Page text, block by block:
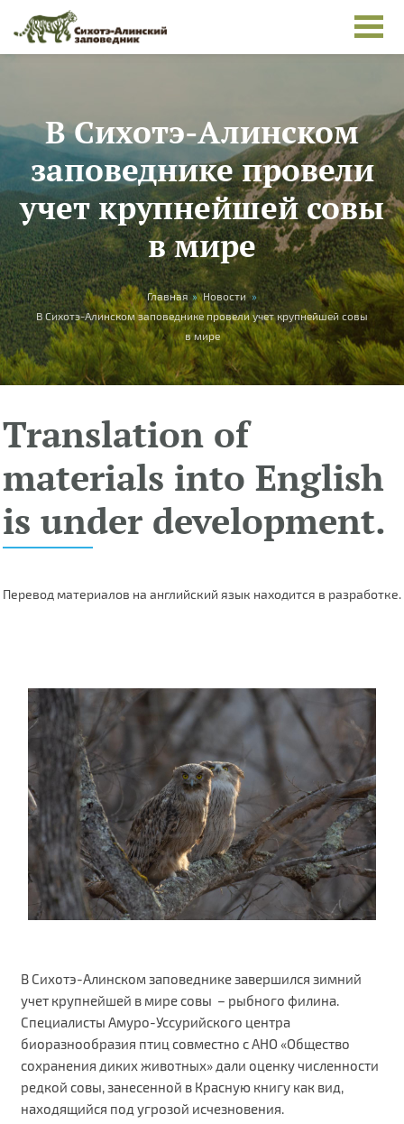
Skip to main content
В Сихотэ-Алинском
заповеднике провели
учет крупнейшей совы
в мире
You are here
Главная » Новости »
В Сихотэ-Алинском заповеднике провели учет крупнейшей совы
в мире
Translation of
materials into English
is under development.
Перевод материалов на английский язык находится в разработке.
В Сихотэ-Алинском заповеднике завершился зимний
учет крупнейшей в мире совы – рыбного филина.
Специалисты Амуро-Уссурийского центра
биоразнообразия птиц совместно с АНО «Общество
сохранения диких животных» дали оценку численности
редкой совы, занесенной в Красную книгу как вид,
находящийся под угрозой исчезновения.